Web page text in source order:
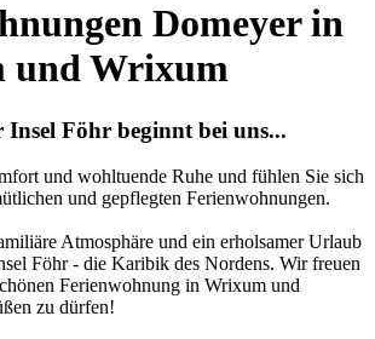
Domeyer in
und Wrixum
Insel Föhr beginnt bei uns...
und wohltuende Ruhe und fühlen Sie sich
und gepflegten Ferienwohnungen.
Atmosphäre und ein erholsamer Urlaub
Föhr - die Karibik des Nordens. Wir freuen
Ferienwohnung in Wrixum und
zu dürfen!